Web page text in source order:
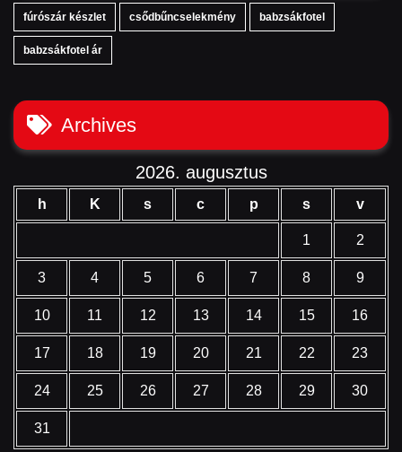
fúrószár készlet csődbűncselekmény babzsákfotel
babzsákfotel ár
Archives
2026. augusztus
h K s c p s v
1 2
3 4 5 6 7 8 9
10 11 12 13 14 15 16
17 18 19 20 21 22 23
24 25 26 27 28 29 30
31